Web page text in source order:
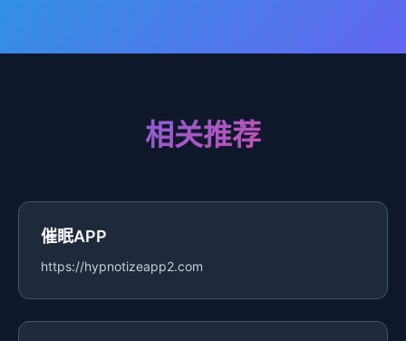
相关推荐
催眠APP
https://hypnotizeapp2.com